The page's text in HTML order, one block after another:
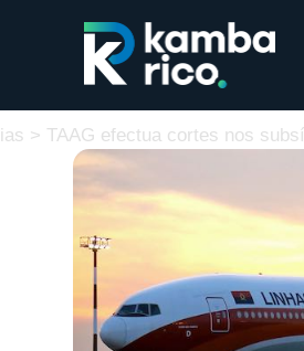
>TAAG efectua cortes nos subsídios dos